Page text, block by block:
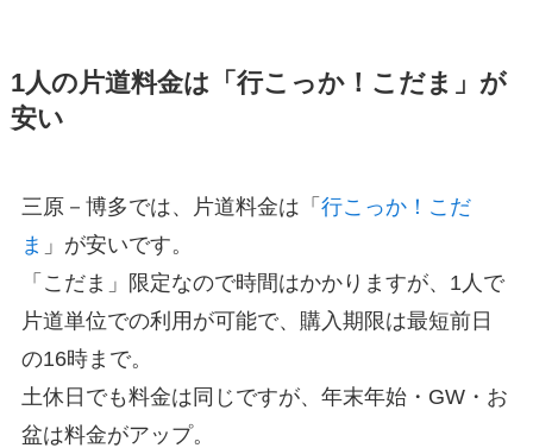
1人の片道料金は「行こっか！こだま」が
安い
三原－博多では、片道料金は「 行こっか！こだ
ま 」が安いです。
「こだま」限定なので時間はかかりますが、1人で
片道単位での利用が可能で、購入期限は最短前日
の16時まで。
土休日でも料金は同じですが、年末年始・GW・お
盆は料金がアップ。